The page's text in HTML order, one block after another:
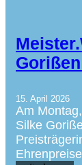
15. April 2026
Am
Silke